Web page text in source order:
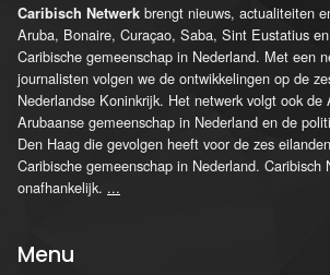
Caribisch Netwerk brengt nieuws, actualiteiten
Aruba, Bonaire, Curaçao, Saba, Sint Eustatius
Caribische gemeenschap in Nederland. Met een
journalisten volgen we de ontwikkelingen op de
Nederlandse Koninkrijk. Het netwerk volgt ook de
Arubaanse gemeenschap in Nederland en de
Den Haag die gevolgen heeft voor de zes
Caribische gemeenschap in Nederland. Caribisch
onafhankelijk. ...
Menu